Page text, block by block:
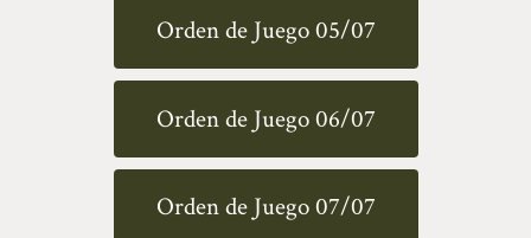
Orden de Juego 05/07
Orden de Juego 06/07
Orden de Juego 07/07